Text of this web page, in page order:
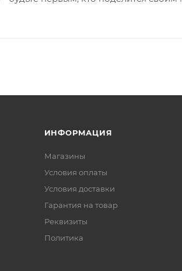
ИНФОРМАЦИЯ
Магазины
Условия оплаты
Условия доставки
Гарантия на товар
Реквизиты
Политика